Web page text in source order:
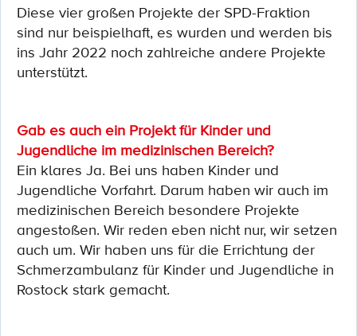
Diese vier großen Projekte der SPD-Fraktion
sind nur beispielhaft, es wurden und werden bis
ins Jahr 2022 noch zahlreiche andere Projekte
unterstützt.
Gab es auch ein Projekt für Kinder und
Jugendliche im medizinischen Bereich?
Ein klares Ja. Bei uns haben Kinder und
Jugendliche Vorfahrt. Darum haben wir auch im
medizinischen Bereich besondere Projekte
angestoßen. Wir reden eben nicht nur, wir setzen
auch um. Wir haben uns für die Errichtung der
Schmerzambulanz für Kinder und Jugendliche in
Rostock stark gemacht.